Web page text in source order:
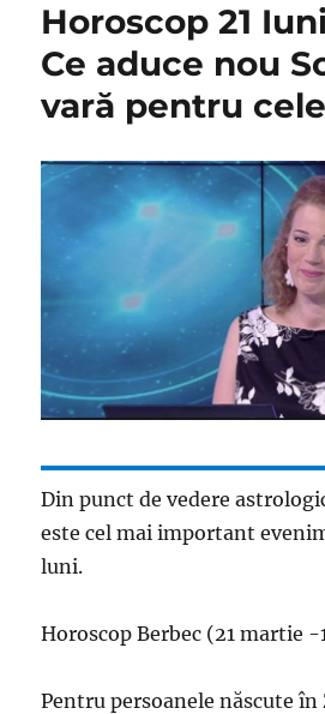
Horoscop 21
Ce aduce nou
vară pentru
Din punct de vedere
este cel mai important
luni.
Horoscop Berbec (21 martie
Pentru persoanele născute în